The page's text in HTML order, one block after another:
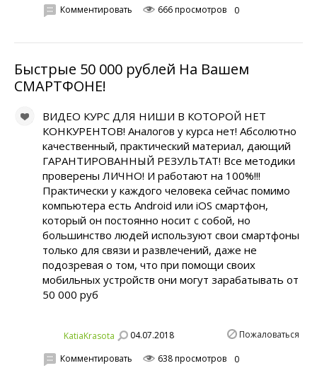
Комментировать 666 просмотров 0
Быстрые 50 000 рублей На Вашем
СМАРТФОНЕ!
ВИДЕО КУРС ДЛЯ НИШИ В КОТОРОЙ НЕТ
КОНКУРЕНТОВ! Аналогов у курса нет! Абсолютно
качественный, практический материал, дающий
ГАРАНТИРОВАННЫЙ РЕЗУЛЬТАТ! Все методики
проверены ЛИЧНО! И работают на 100%!!!
Практически у каждого человека сейчас помимо
компьютера есть Android или iOS смартфон,
который он постоянно носит с собой, но
большинство людей используют свои смартфоны
только для связи и развлечений, даже не
подозревая о том, что при помощи своих
мобильных устройств они могут зарабатывать от
50 000 руб
KatiaKrasota 04.07.2018 Пожаловаться
Комментировать 638 просмотров 0